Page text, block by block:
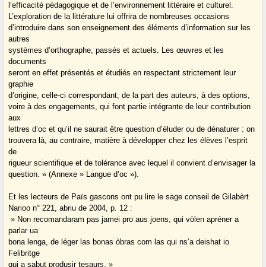
l’efficacité pédagogique et de l’environnement littéraire et culturel.
L’exploration de la littérature lui offrira de nombreuses occasions
d’introduire dans son enseignement des éléments d’information sur les
autres
systèmes d’orthographe, passés et actuels. Les œuvres et les
documents
seront en effet présentés et étudiés en respectant strictement leur
graphie
d’origine, celle-ci correspondant, de la part des auteurs, à des options,
voire à des engagements, qui font partie intégrante de leur contribution
aux
lettres d’oc et qu’il ne saurait être question d’éluder ou de dénaturer : on
trouvera là, au contraire, matière à développer chez les élèves l’esprit
de
rigueur scientifique et de tolérance avec lequel il convient d’envisager la
question. » (Annexe » Langue d’oc »).
Et les lecteurs de Païs gascons ont pu lire le sage conseil de Gilabèrt
Narioo n° 221, abriu de 2004, p. 12 :
» Non recomandaram pas jamei pro aus joens, qui vòlen apréner a
parlar ua
bona lenga, de léger las bonas òbras com las qui ns’a deishat io
Felibritge
qui a sabut produsir tesaurs. »